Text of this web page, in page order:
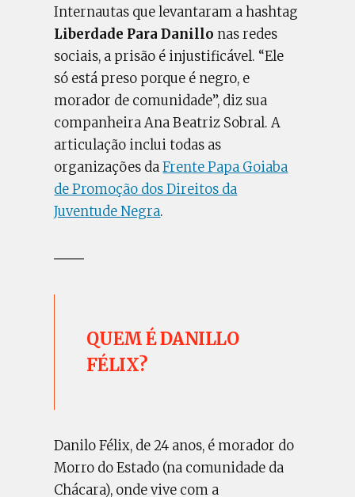
Internautas que levantaram a hashtag
Liberdade Para Danillo nas redes
sociais, a prisão é injustificável. “Ele
só está preso porque é negro, e
morador de comunidade”, diz sua
companheira Ana Beatriz Sobral. A
articulação inclui todas as
organizações daFrente Papa Goiaba
de Promoção dos Direitos da
Juventude Negra.
QUEM É DANILLO
FÉLIX?
Danilo Félix, de 24 anos, é morador do
Morro do Estado (na comunidade da
Chácara), onde vive com a